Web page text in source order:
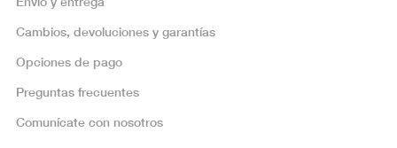
Cambios, devoluciones y garantías
Opciones de pago
Preguntas frecuentes
Comunícate con nosotros